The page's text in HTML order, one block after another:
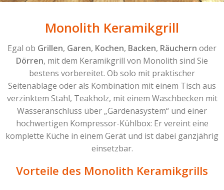
Monolith Keramikgrill
Egal ob Grillen, Garen, Kochen, Backen, Räuchern oder
Dörren, mit dem Keramikgrill von Monolith sind Sie
bestens vorbereitet. Ob solo mit praktischer
Seitenablage oder als Kombination mit einem Tisch aus
verzinktem Stahl, Teakholz, mit einem Waschbecken mit
Wasseranschluss über „Gardenasystem“ und einer
hochwertigen Kompressor-Kühlbox: Er vereint eine
komplette Küche in einem Gerät und ist dabei ganzjährig
einsetzbar.
Vorteile des Monolith Keramikgrills